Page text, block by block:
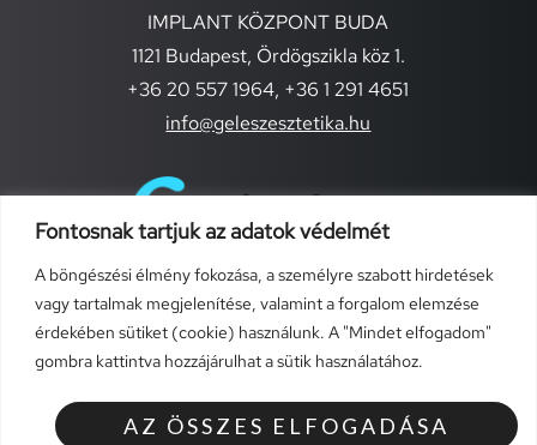
Fontosnak tartjuk az adatok védelmét
A böngészési élmény fokozása, a személyre szabott hirdetések
vagy tartalmak megjelenítése, valamint a forgalom elemzése
érdekében sütiket (cookie) használunk. A "Mindet elfogadom"
gombra kattintva hozzájárulhat a sütik használatához.
AZ ÖSSZES ELFOGADÁSA
IMPLANT KÖZPONT BUDA
1121 Budapest, Ördögszikla köz 1.
+36 20 557 1964, +36 1 291 4651
info@geleszesztetika.hu
Általános szerződési feltételek (szolgáltatások)